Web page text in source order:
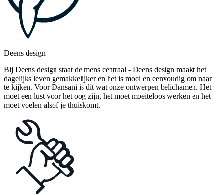
Deens design
Bij Deens design staat de mens centraal - Deens design maakt het
dagelijks leven gemakkelijker en het is mooi en eenvoudig om naar
te kijken. Voor Dansani is dit wat onze ontwerpen belichamen. Het
moet een lust voor het oog zijn, het moet moeiteloos werken en het
moet voelen alsof je thuiskomt.